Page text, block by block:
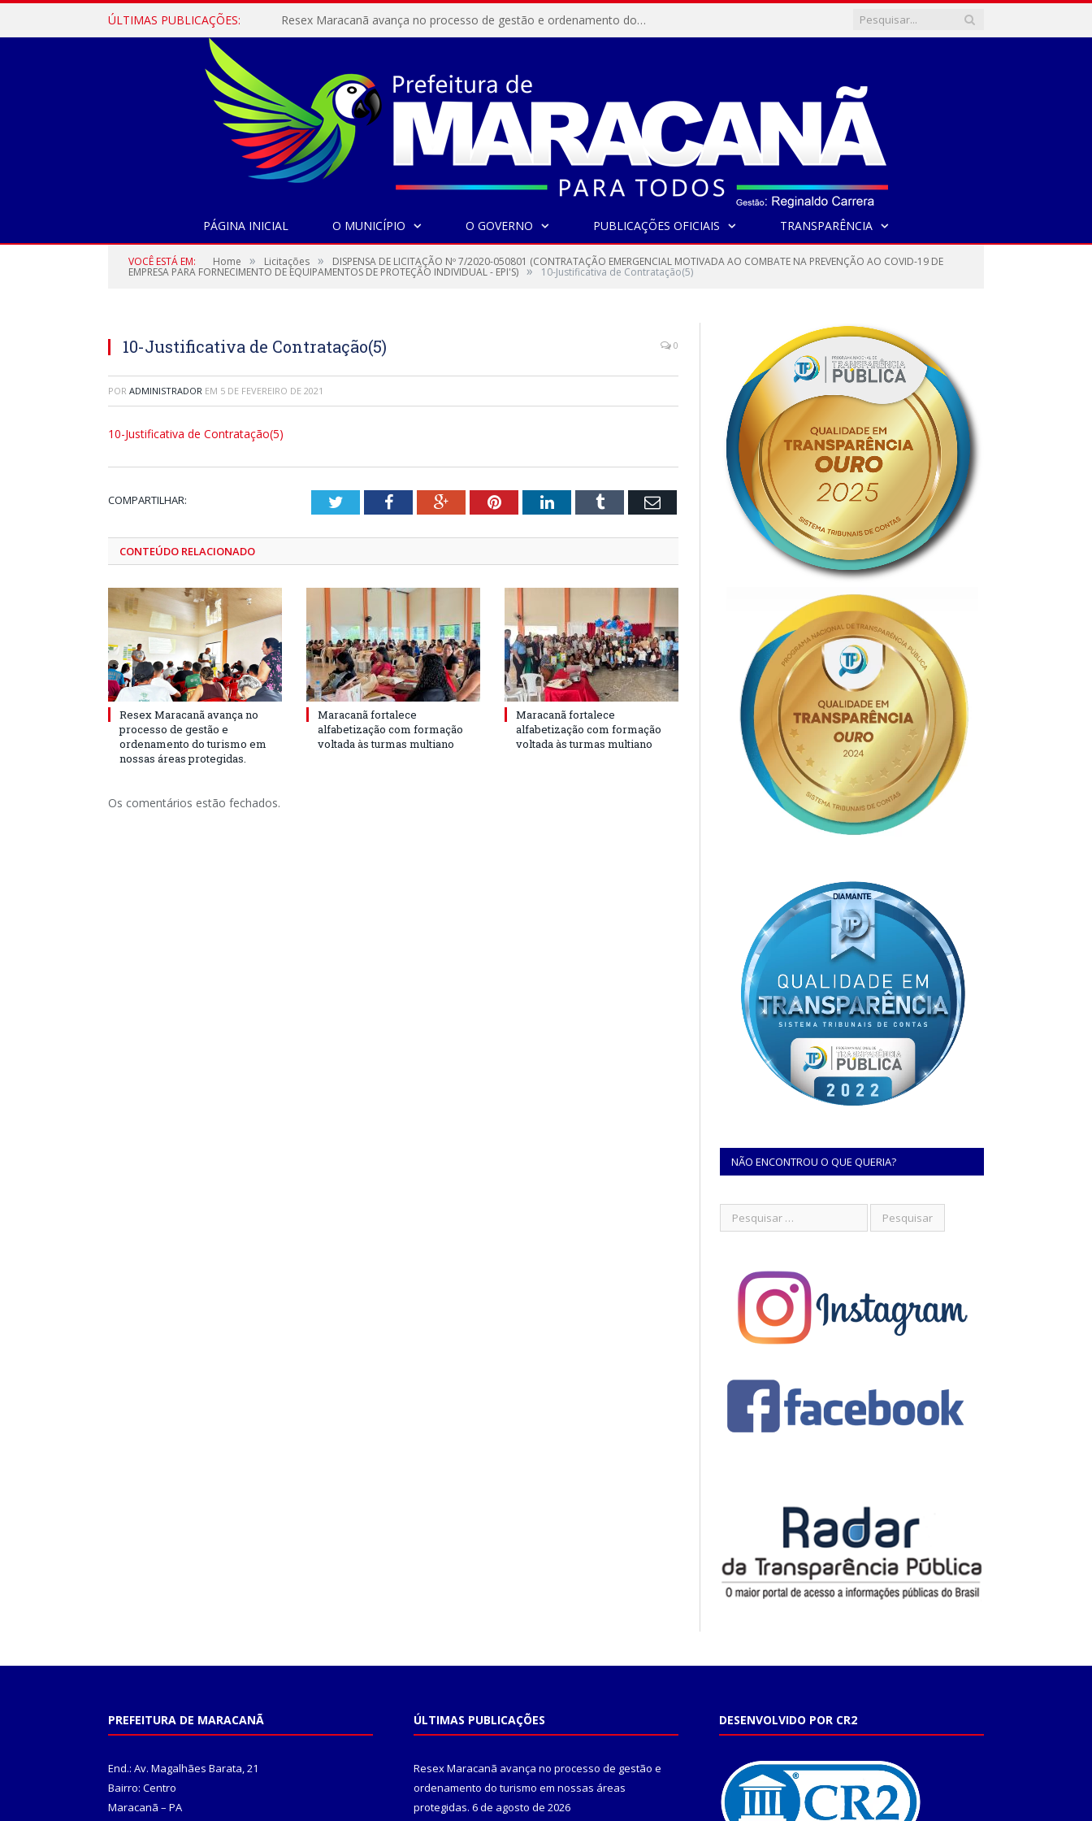
ÚLTIMAS PUBLICAÇÕES: Resex Maracanã avança no processo de gestão e ordenamento do turismo em nossas áreas protegidas.
PÁGINA INICIAL O MUNICÍPIO O GOVERNO PUBLICAÇÕES OFICIAIS TRANSPARÊNCIA
VOCÊ ESTÁ EM: Home » Licitações » DISPENSA DE LICITAÇÃO Nº 7/2020-050801 (CONTRATAÇÃO EMERGENCIAL MOTIVADA AO COMBATE NA PREVENÇÃO AO COVID-19 DE
EMPRESA PARA FORNECIMENTO DE EQUIPAMENTOS DE PROTEÇÃO INDIVIDUAL - EPI'S) » 10-Justificativa de Contratação(5)
10-Justificativa de Contratação(5) 0
POR ADMINISTRADOR EM 5 DE FEVEREIRO DE 2021
10-Justificativa de Contratação(5)
COMPARTILHAR: TwitterFacebookGoogle+PinterestLinkedInTumblr Email
CONTEÚDO RELACIONADO
Resex Maracanã avança no
processo de gestão e
ordenamento do turismo em
nossas áreas protegidas.
Maracanã fortalece
alfabetização com formação
voltada às turmas multiano
Maracanã fortalece
alfabetização com formação
voltada às turmas multiano
Os comentários estão fechados.
NÃO ENCONTROU O QUE QUERIA?
PREFEITURA DE MARACANÃ
End.: Av. Magalhães Barata, 21
Bairro: Centro
Maracanã – PA
ÚLTIMAS PUBLICAÇÕES
Resex Maracanã avança no processo de gestão e
ordenamento do turismo em nossas áreas
protegidas. 6 de agosto de 2026
DESENVOLVIDO POR CR2